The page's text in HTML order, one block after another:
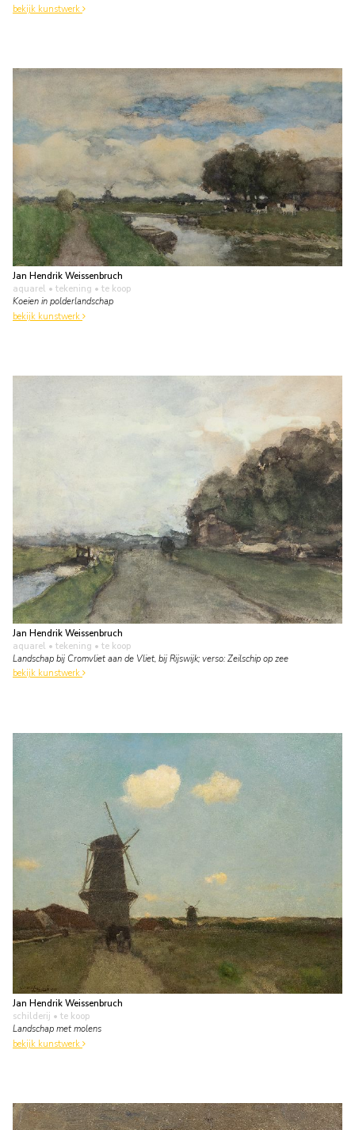
bekijk kunstwerk
Jan Hendrik Weissenbruch
aquarel • tekening • te koop
Koeien in polderlandschap
bekijk kunstwerk
Jan Hendrik Weissenbruch
aquarel • tekening • te koop
Landschap bij Cromvliet aan de Vliet, bij Rijswijk; verso: Zeilschip op zee
bekijk kunstwerk
Jan Hendrik Weissenbruch
schilderij • te koop
Landschap met molens
bekijk kunstwerk